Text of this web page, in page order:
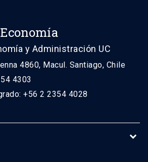
y Administración UC
4860, Macul. Santiago, Chile
4303
+56 2 2354 4028